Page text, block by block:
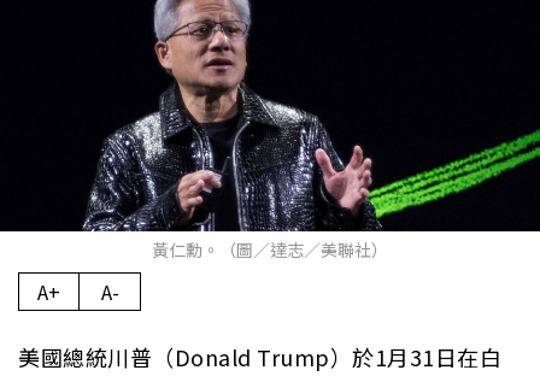
黃仁勳。（圖／達志／美聯社）
A+ A-
美國總統川普（Donald Trump）於1月31日在白